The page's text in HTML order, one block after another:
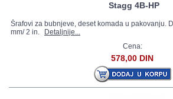
Stagg 4B-HP
Šrafovi za bubnjeve, deset komada u pakovanju.
mm/ 2 in.
Detaljnije...
Cena:
578,00 DIN